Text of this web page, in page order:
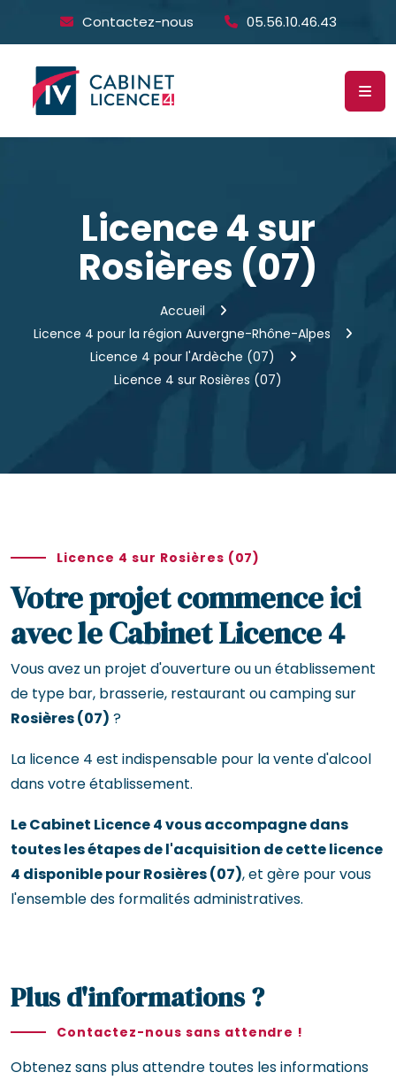
Contactez-nous 05.56.10.46.43
Licence 4 sur
Rosières (07)
Accueil
Licence 4 pour la région Auvergne-Rhône-Alpes
Licence 4 pour l'Ardèche (07)
Licence 4 sur Rosières (07)
Licence 4 sur Rosières (07)
Votre projet commence ici
avec le Cabinet Licence 4
Vous avez un projet d'ouverture ou un établissement
de type bar, brasserie, restaurant ou camping sur
Rosières (07) ?
La licence 4 est indispensable pour la vente d'alcool
dans votre établissement.
Le Cabinet Licence 4 vous accompagne dans
toutes les étapes de l'acquisition de cette licence
4 disponible pour Rosières (07), et gère pour vous
l'ensemble des formalités administratives.
Plus d'informations ?
Contactez-nous sans attendre !
Obtenez sans plus attendre toutes les informations